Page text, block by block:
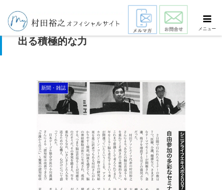
あなたの脳は若返る～年を重ねてこそ湧き
出る積極的な力
新聞・雑誌
メニュー